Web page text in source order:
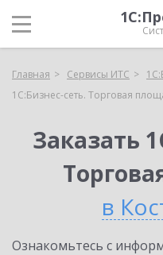
Главная Сервисы ИТС
1С:Бизнес-сеть. Торговая
Заказать
в
Ознакомьтесь с